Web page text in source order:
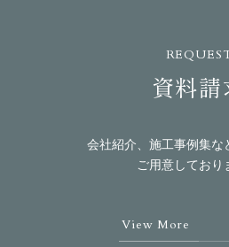
資料請
会社紹介、施工事例集な
ご用意しており
View More